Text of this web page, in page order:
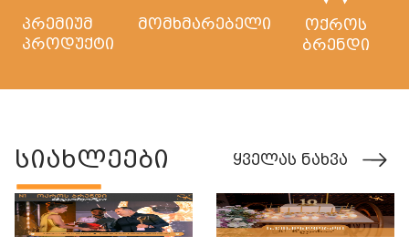
პრემიუმ
პროდუქტი
მომხმარებელი
ოქროს
ბრენდი
სიახლეები ყველას ნახვა